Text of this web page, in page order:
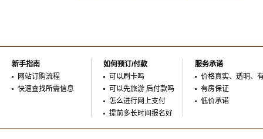
新手指南
网站订购流程
快速查找所需信息
如何预订/付款
可以刷卡吗
可以先旅游 后付款吗
怎么进行网上支付
提前多长时间报名好
服务承诺
价格真实、透明、
有房保证
低价承诺